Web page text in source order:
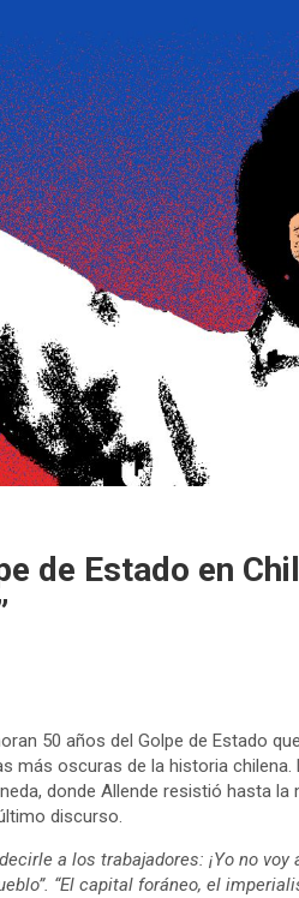
de Estado en
50 años del Golpe de Estado
más oscuras de la historia
donde Allende resistió hasta
discurso.
a los trabajadores: ¡Yo no
“El capital foráneo, el